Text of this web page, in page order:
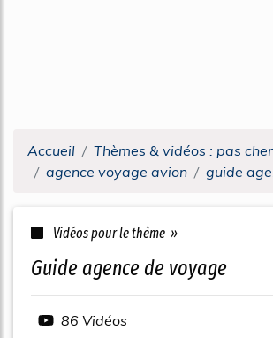
Accueil
Thèmes & vidéos : pas
agence voyage avion
guide
Vidéos pour le thème »
guide agence de voyage
86 Vidéos